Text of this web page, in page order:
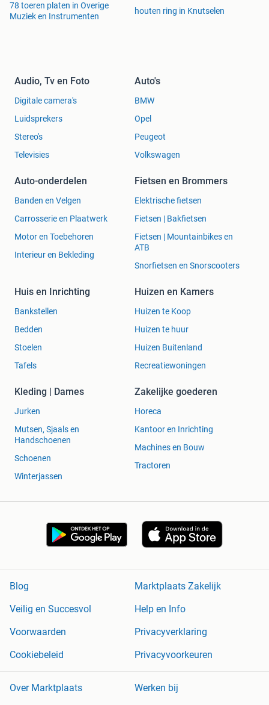
78 toeren platen in Overige
Muziek en Instrumenten
houten ring in Knutselen
Audio, Tv en Foto
Digitale camera's
Luidsprekers
Stereo's
Televisies
Auto's
BMW
Opel
Peugeot
Volkswagen
Auto-onderdelen
Banden en Velgen
Carrosserie en Plaatwerk
Motor en Toebehoren
Interieur en Bekleding
Fietsen en Brommers
Elektrische fietsen
Fietsen | Bakfietsen
Fietsen | Mountainbikes en
ATB
Snorfietsen en Snorscooters
Huis en Inrichting
Bankstellen
Bedden
Stoelen
Tafels
Huizen en Kamers
Huizen te Koop
Huizen te huur
Huizen Buitenland
Recreatiewoningen
Kleding | Dames
Jurken
Mutsen, Sjaals en
Handschoenen
Schoenen
Winterjassen
Zakelijke goederen
Horeca
Kantoor en Inrichting
Machines en Bouw
Tractoren
Blog
Marktplaats Zakelijk
Veilig en Succesvol
Help en Info
Voorwaarden
Privacyverklaring
Cookiebeleid
Privacyvoorkeuren
Over Marktplaats Werken bij